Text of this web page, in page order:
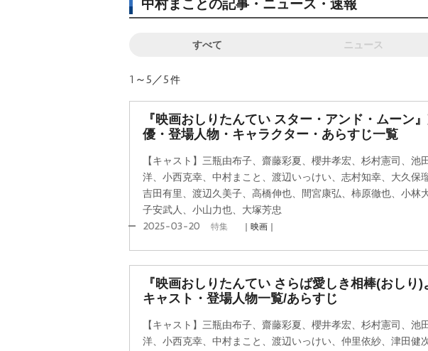
中村まことの記事・ニュース・速報
すべて ニュース
1～5／5件
『映画おしりたんてい スター・アンド・ムーン
優・登場人物・キャラクター・あらすじ一覧
【キャスト】三瓶由布子、齋藤彩夏、櫻井孝宏、杉村憲司、池
洋、小西克幸、中村まこと、渡辺いっけい、志村知幸、大久保瑠
吉田有里、渡辺久美子、高橋伸也、間宮康弘、柿原徹也、小林大
子安武人、小山力也、大塚芳忠
2025-03-20 特集 ｜映画｜
『映画おしりたんてい さらば愛しき相棒(おしり)
キャスト・登場人物一覧/あらすじ
【キャスト】三瓶由布子、齋藤彩夏、櫻井孝宏、杉村憲司、池
洋、小西克幸、中村まこと、渡辺いっけい、仲里依紗、津田健次